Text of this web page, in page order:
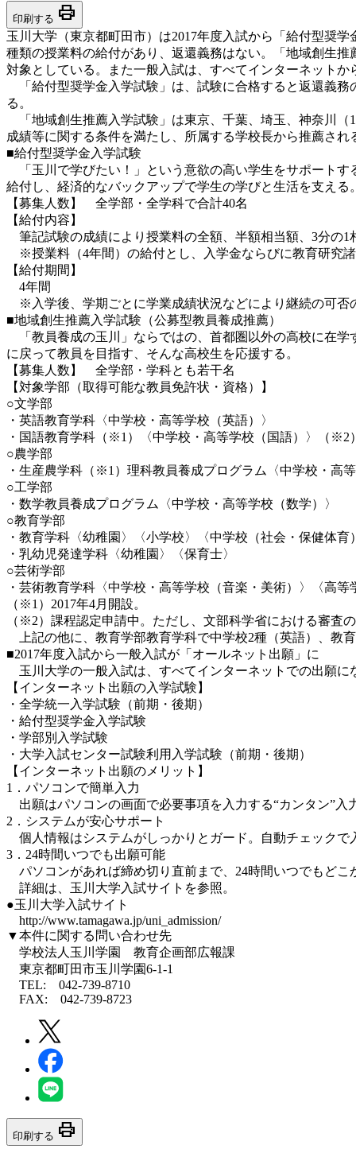
印刷する print
玉川大学（東京都町田市）は2017年度入試から「給付型奨
種類の授業料の給付があり、返還義務はない。「地域創生
対象としている。また一般入試は、すべてインターネット
「給付型奨学金入学試験」は、試験に合格すると返還義務
る。
「地域創生推薦入学試験」は東京、千葉、埼玉、神奈川（
成績等に関する条件を満たし、所属する学校長から推薦され
■給付型奨学金入学試験
「玉川で学びたい！」という意欲の高い学生をサポートす
給付し、経済的なバックアップで学生の学びと生活を支える
【募集人数】 全学部・全学科で合計40名
【給付内容】
筆記試験の成績により授業料の全額、半額相当額、3分の1
※授業料（4年間）の給付とし、入学金ならびに教育研究
【給付期間】
4年間
※入学後、学期ごとに学業成績状況などにより継続の可否
■地域創生推薦入学試験（公募型教員養成推薦）
「教員養成の玉川」ならではの、首都圏以外の高校に在学
に戻って教員を目指す、そんな高校生を応援する。
【募集人数】 全学部・学科とも若干名
【対象学部（取得可能な教員免許状・資格）】
○文学部
・英語教育学科〈中学校・高等学校（英語）〉
・国語教育学科（※1）〈中学校・高等学校（国語）〉（※2
○農学部
・生産農学科（※1）理科教員養成プログラム〈中学校・
○工学部
・数学教員養成プログラム〈中学校・高等学校（数学）〉
○教育学部
・教育学科〈幼稚園〉〈小学校〉〈中学校（社会・保健体
・乳幼児発達学科〈幼稚園〉〈保育士〉
○芸術学部
・芸術教育学科〈中学校・高等学校（音楽・美術）〉〈高等
（※1）2017年4月開設。
（※2）課程認定申請中。ただし、文部科学省における審査
上記の他に、教育学部教育学科で中学校2種（英語）、教
■2017年度入試から一般入試が「オールネット出願」に
玉川大学の一般入試は、すべてインターネットでの出願
【インターネット出願の入学試験】
・全学統一入学試験（前期・後期）
・給付型奨学金入学試験
・学部別入学試験
・大学入試センター試験利用入学試験（前期・後期）
【インターネット出願のメリット】
1．パソコンで簡単入力
出願はパソコンの画面で必要事項を入力する“カンタン”
2．システムが安心サポート
個人情報はシステムがしっかりとガード。自動チェックで
3．24時間いつでも出願可能
パソコンがあれば締め切り直前まで、24時間いつでもど
詳細は、玉川大学入試サイトを参照。
●玉川大学入試サイト
http://www.tamagawa.jp/uni_admission/
▼本件に関する問い合わせ先
学校法人玉川学園 教育企画部広報課
東京都町田市玉川学園6-1-1
TEL: 042-739-8710
FAX: 042-739-8723
印刷する print